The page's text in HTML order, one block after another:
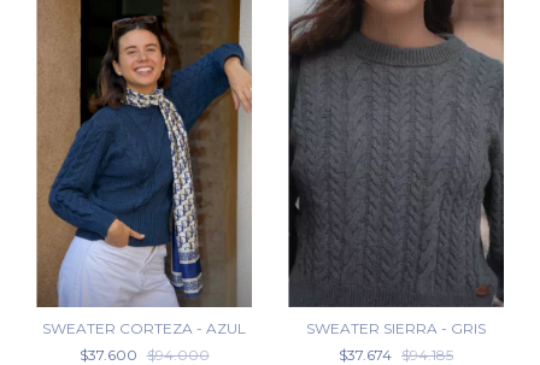
SWEATER CORTEZA - AZUL
$37.600 $94.000
SWEATER SIERRA - GRIS
$37.674 $94.185